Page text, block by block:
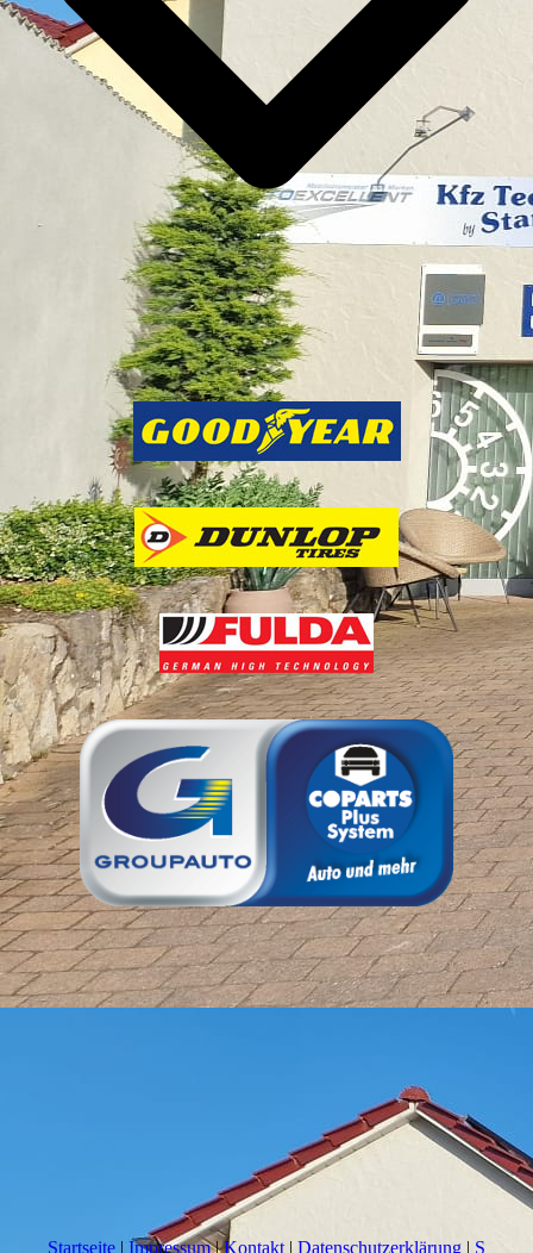
Startseite | Impressum|Kontakt | Datenschutzerklärung | S